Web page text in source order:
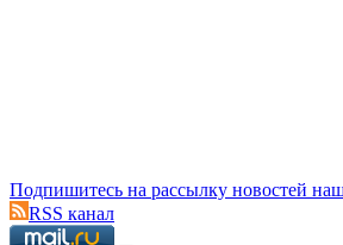
Подпишитесь на рассылку новостей
RSS канал